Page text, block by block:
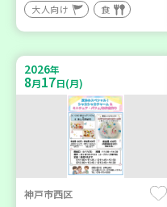
大人向け 食
2026年
8月17日(月)
神戸市西区